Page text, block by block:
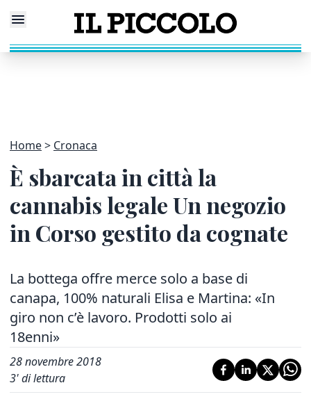
Home Cronaca
È sbarcata in città la
cannabis legale Un negozio
in Corso gestito da cognate
La bottega offre merce solo a base di
canapa, 100% naturali Elisa e Martina: «In
giro non c’è lavoro. Prodotti solo ai
18enni»
28 novembre 2018
3' di lettura